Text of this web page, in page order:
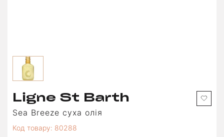
Ligne St Barth
Sea Breeze суха олія
Код товару: 80288